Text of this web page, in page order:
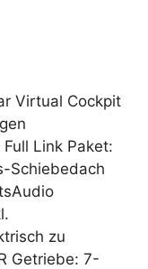
Virtual Cockpit
Link Paket:
Schiebedach
zu
Getriebe: 7-